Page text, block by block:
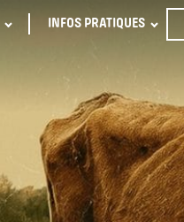
INFOS PRATIQUES